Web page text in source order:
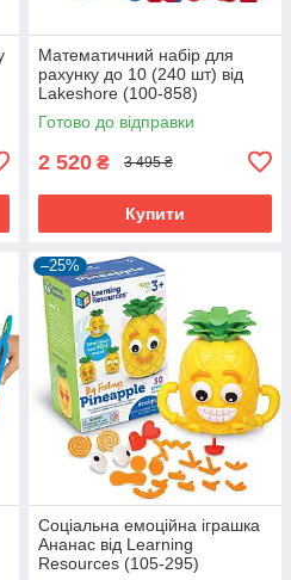
Математичний набір для
рахунку до 10 (240 шт) від
Lakeshore (100-858)
Готово до відправки
2 520 ₴ 3 495 ₴
Купити
–25%
Соціальна емоційна іграшка
Ананас від Learning
Resources (105-295)